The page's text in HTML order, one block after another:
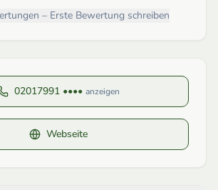
– Erste Bewertung schreiben
02017991 •••• anzeigen
Webseite